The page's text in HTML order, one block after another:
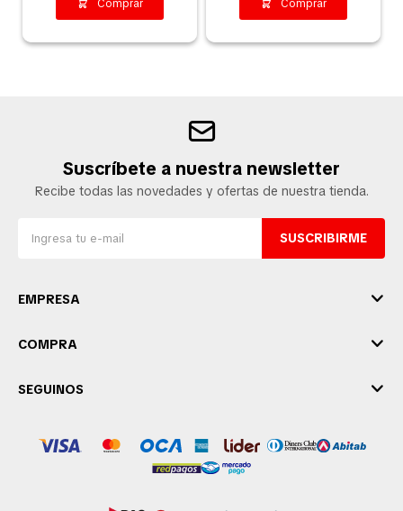
Suscríbete a nuestra newsletter
Recibe todas las novedades y ofertas de nuestra tienda.
SUSCRIBIRME
EMPRESA
COMPRA
SEGUINOS